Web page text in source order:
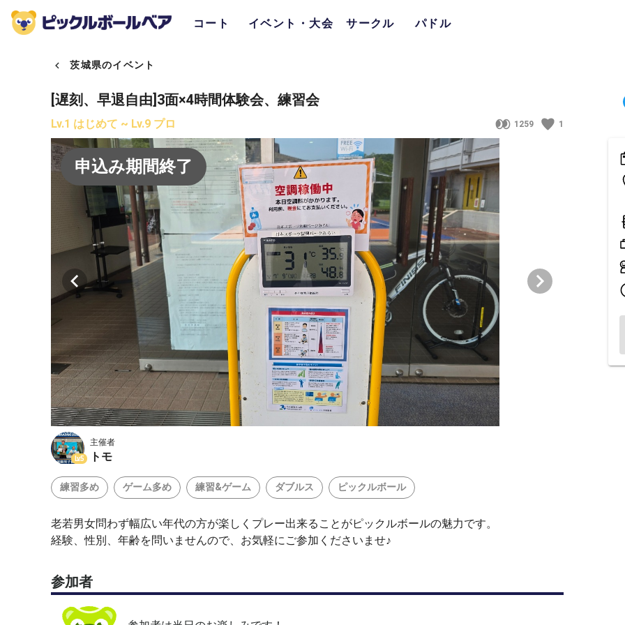
コート イベント・大会 サークル パドル
茨城県のイベント
[遅刻、早退自由]3面×4時間体験会、練習会
Lv.1 はじめて ~ Lv.9 プロ 1259 1
申込み期間終了
Lv.5
主催者
トモ
練習多め ゲーム多め 練習&ゲーム ダブルス ピックルボール
老若男女問わず幅広い年代の方が楽しくプレー出来ることがピックルボールの魅力です。
経験、性別、年齢を問いませんので、お気軽にご参加くださいませ♪
参加者